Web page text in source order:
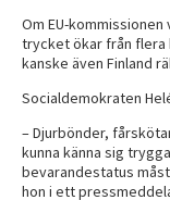
Om EU-
trycket ökar från flera
kanske även Finland
Socialdemokraten
– Djurbönder,
kunna känna sig
bevarandestatus
hon i ett